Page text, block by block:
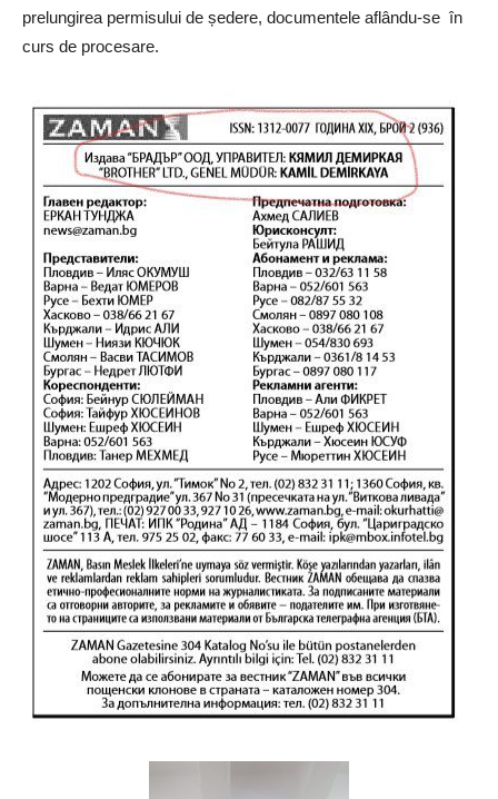
prelungirea permisului de ședere, documentele aflându-se în
curs de procesare.